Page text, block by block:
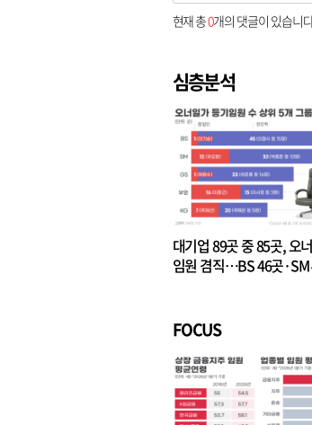
현재 총0개의 댓글이 있습니
심층분석
대기업 89곳 중 85곳, 오
임원 겸직…BS 46곳·SM
FOCUS